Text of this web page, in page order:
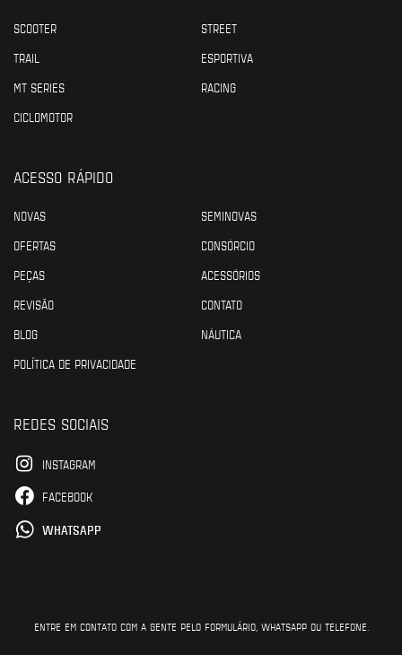
SCOOTER
STREET
TRAIL
ESPORTIVA
MT SERIES
RACING
CICLOMOTOR
ACESSO RÁPIDO
NOVAS
SEMINOVAS
OFERTAS
CONSÓRCIO
PEÇAS
ACESSÓRIOS
REVISÃO
CONTATO
BLOG
NÁUTICA
POLÍTICA DE PRIVACIDADE
REDES SOCIAIS
INSTAGRAM
FACEBOOK
WHATSAPP
ENTRE EM CONTATO COM A GENTE PELO FORMULÁRIO, WHATSAPP OU TELEFONE.